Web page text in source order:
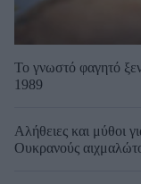
Το γνωστό φαγητό
1989
Αλήθειες και μύθοι
Ουκρανούς